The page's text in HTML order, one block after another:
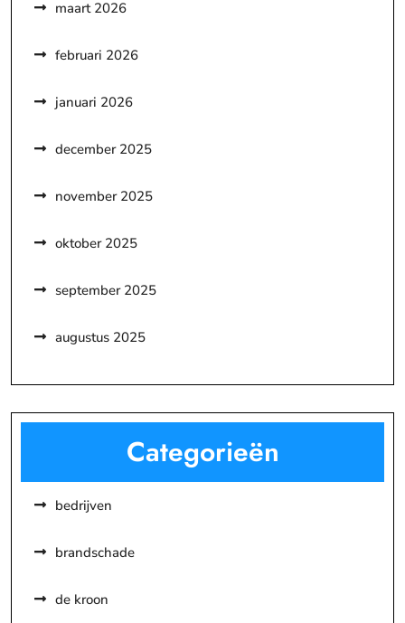
maart 2026
februari 2026
januari 2026
december 2025
november 2025
oktober 2025
september 2025
augustus 2025
Categorieën
bedrijven
brandschade
de kroon